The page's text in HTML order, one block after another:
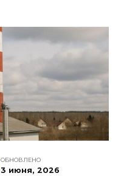
ОБНОВЛЕНО
3 июня, 2026